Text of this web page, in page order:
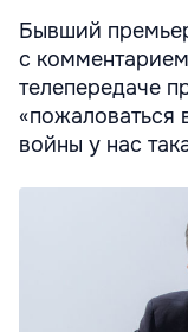
Бывший
с
телепередаче
«пожаловаться
войны у нас